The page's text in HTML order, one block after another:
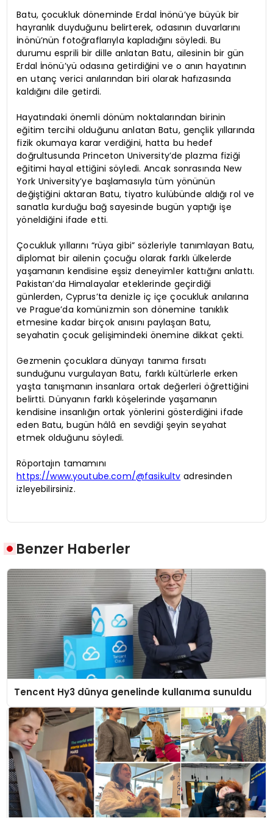
Batu, çocukluk döneminde Erdal İnönü’ye büyük bir
hayranlık duyduğunu belirterek, odasının duvarlarını
İnönü’nün fotoğraflarıyla kapladığını söyledi. Bu
durumu esprili bir dille anlatan Batu, ailesinin bir gün
Erdal İnönü’yü odasına getirdiğini ve o anın hayatının
en utanç verici anılarından biri olarak hafızasında
kaldığını dile getirdi.
Hayatındaki önemli dönüm noktalarından birinin
eğitim tercihi olduğunu anlatan Batu, gençlik yıllarında
fizik okumaya karar verdiğini, hatta bu hedef
doğrultusunda Princeton University’de plazma fiziği
eğitimi hayal ettiğini söyledi. Ancak sonrasında New
York University’ye başlamasıyla tüm yönünün
değiştiğini aktaran Batu, tiyatro kulübünde aldığı rol ve
sanatla kurduğu bağ sayesinde bugün yaptığı işe
yöneldiğini ifade etti.
Çocukluk yıllarını “rüya gibi” sözleriyle tanımlayan Batu,
diplomat bir ailenin çocuğu olarak farklı ülkelerde
yaşamanın kendisine eşsiz deneyimler kattığını anlattı.
Pakistan’da Himalayalar eteklerinde geçirdiği
günlerden, Cyprus’ta denizle iç içe çocukluk anılarına
ve Prague’da komünizmin son dönemine tanıklık
etmesine kadar birçok anısını paylaşan Batu,
seyahatin çocuk gelişimindeki önemine dikkat çekti.
Gezmenin çocuklara dünyayı tanıma fırsatı
sunduğunu vurgulayan Batu, farklı kültürlerle erken
yaşta tanışmanın insanlara ortak değerleri öğrettiğini
belirtti. Dünyanın farklı köşelerinde yaşamanın
kendisine insanlığın ortak yönlerini gösterdiğini ifade
eden Batu, bugün hâlâ en sevdiği şeyin seyahat
etmek olduğunu söyledi.
Röportajın tamamını
https://www.youtube.com/@fasikultv adresinden
izleyebilirsiniz.
Benzer Haberler
Tencent Hy3 dünya genelinde kullanıma sunuldu